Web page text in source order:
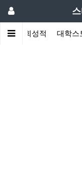
대회성적 대학스